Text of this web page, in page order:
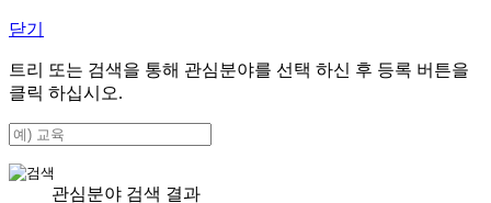
닫기
트리 또는 검색을 통해 관심분야를 선택 하신 후 등록 버튼을
클릭 하십시오.
관심분야 검색 결과